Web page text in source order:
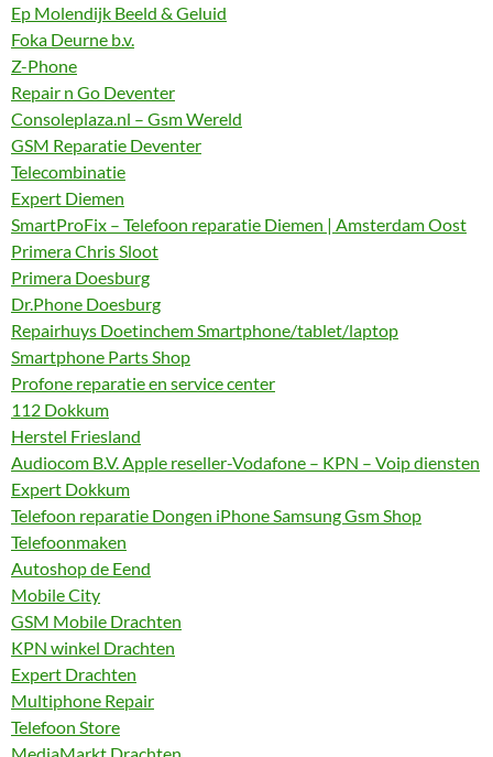
Ep Molendijk Beeld & Geluid
Foka Deurne b.v.
Z-Phone
Repair n Go Deventer
Consoleplaza.nl – Gsm Wereld
GSM Reparatie Deventer
Telecombinatie
Expert Diemen
SmartProFix – Telefoon reparatie Diemen | Amsterdam Oost
Primera Chris Sloot
Primera Doesburg
Dr.Phone Doesburg
Repairhuys Doetinchem Smartphone/tablet/laptop
Smartphone Parts Shop
Profone reparatie en service center
112 Dokkum
Herstel Friesland
Audiocom B.V. Apple reseller-Vodafone – KPN – Voip diensten
Expert Dokkum
Telefoon reparatie Dongen iPhone Samsung Gsm Shop
Telefoonmaken
Autoshop de Eend
Mobile City
GSM Mobile Drachten
KPN winkel Drachten
Expert Drachten
Multiphone Repair
Telefoon Store